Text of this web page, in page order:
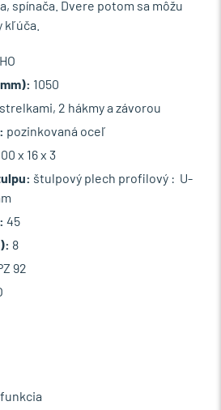
spínača. Dvere potom sa môžu
1050
2 hákmy a závorou
pozinkovaná oceľ
x 16 x 3
štulpový plech profilový : U-
45
8
92